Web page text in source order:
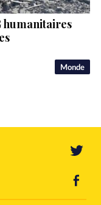
Monde
humanitaires